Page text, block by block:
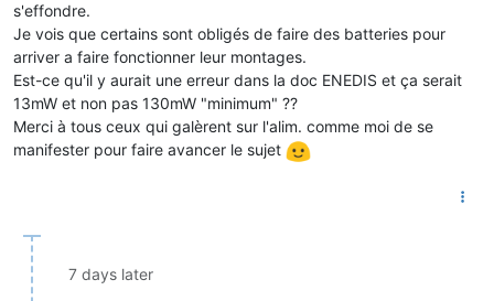
s'effondre.
Je vois que certains sont obligés de faire des batteries pour
arriver a faire fonctionner leur montages.
Est-ce qu'il y aurait une erreur dans la doc ENEDIS et ça serait
13mW et non pas 130mW "minimum" ??
Merci à tous ceux qui galèrent sur l'alim. comme moi de se
manifester pour faire avancer le sujet
7 days later